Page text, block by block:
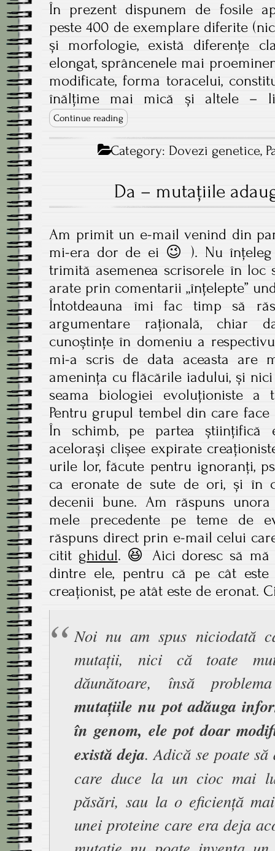
În prezent dispunem de fosile
peste 400 de exemplare diferite
și morfologie, există diferențe
elongat, sprâncenele mai
modificate, forma toracelui,
înălțime mai mică și altele –
Continue reading
Category: Dovezi genetice,
Da – mutaţiile
Am primit un e-mail venind din
mi-era dor de ei 😉 ). Nu
trimită asemenea scrisorele în loc
arate prin comentarii „înțelepte”
Întotdeauna îmi fac timp să
argumentare rațională, chiar
cunoștințe în domeniu a
mi-a scris de data aceasta are
amenința cu flăcările iadului, și
seama biologiei evoluționiste
Pentru grupul tembel din care face
În schimb, pe partea științifică
acelorași clișee expirate
urile lor, făcute pentru ignoranți,
ca eronate de sute de ori, și în
decenii bune. Am răspuns
mele precedente pe teme de
răspuns direct prin e-mail celui
citit ghidul. 😆 Aici doresc să
dintre ele, pentru că pe cât
creaționist, pe atât este de eronat.
Noi nu am spus niciodată
mutații, nici că toate
dăunătoare, însă
mutațiile nu pot adăuga
în genom, ele pot doar
există deja. Adică se poate
care duce la un cioc mai
păsări, sau la o eficiență
unei proteine care era deja